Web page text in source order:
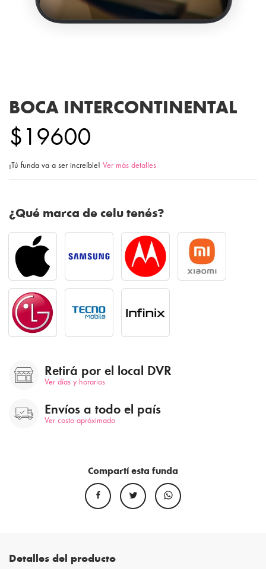
BOCA INTERCONTINENTAL
$19600
¡Tú funda va a ser increíble! Ver más detalles
¿Qué marca de celu tenés?
Retirá por el local DVR
Ver días y horarios
Envíos a todo el país
Ver costo apróximado
Compartí esta funda
Detalles del producto